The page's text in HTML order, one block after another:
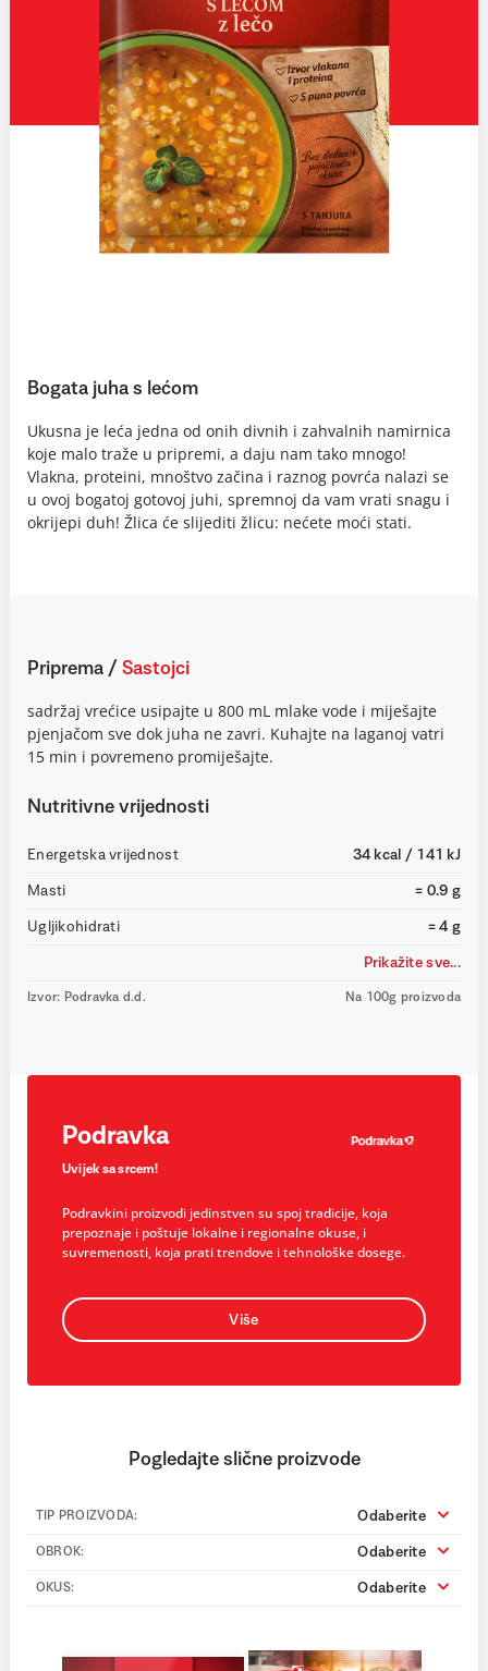
Bogata juha s lećom
Ukusna je leća jedna od onih divnih i zahvalnih namirnica
koje malo traže u pripremi, a daju nam tako mnogo!
Vlakna, proteini, mnoštvo začina i raznog povrća nalazi se
u ovoj bogatoj gotovoj juhi, spremnoj da vam vrati snagu i
okrijepi duh! Žlica će slijediti žlicu: nećete moći stati.
Priprema / Sastojci
sadržaj vrećice usipajte u 800 mL mlake vode i miješajte
pjenjačom sve dok juha ne zavri. Kuhajte na laganoj vatri
15 min i povremeno promiješajte.
Nutritivne vrijednosti
Energetska vrijednost 34 kcal / 141 kJ
Masti = 0.9 g
Ugljikohidrati = 4 g
Prikažite sve...
Izvor: Podravka d.d. Na 100g proizvoda
Podravka
Uvijek sa srcem!
Podravkini proizvodi jedinstven su spoj tradicije, koja
prepoznaje i poštuje lokalne i regionalne okuse, i
suvremenosti, koja prati trendove i tehnološke dosege.
Više
Pogledajte slične proizvode
TIP PROIZVODA: Odaberite
OBROK: Odaberite
OKUS: Odaberite